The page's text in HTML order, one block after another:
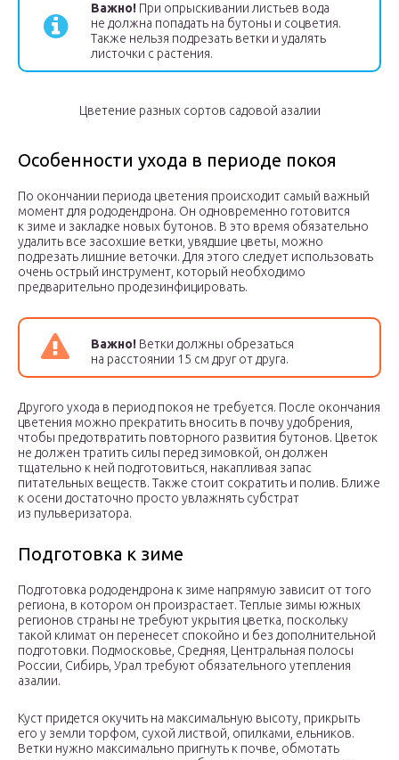
Важно! При опрыскивании листьев вода
не должна попадать на бутоны и соцветия.
Также нельзя подрезать ветки и удалять
листочки с растения.
Цветение разных сортов садовой азалии
Особенности ухода в периоде покоя
По окончании периода цветения происходит самый важный
момент для рододендрона. Он одновременно готовится
к зиме и закладке новых бутонов. В это время обязательно
удалить все засохшие ветки, увядшие цветы, можно
подрезать лишние веточки. Для этого следует использовать
очень острый инструмент, который необходимо
предварительно продезинфицировать.
Важно! Ветки должны обрезаться
на расстоянии 15 см друг от друга.
Другого ухода в период покоя не требуется. После окончания
цветения можно прекратить вносить в почву удобрения,
чтобы предотвратить повторного развития бутонов. Цветок
не должен тратить силы перед зимовкой, он должен
тщательно к ней подготовиться, накапливая запас
питательных веществ. Также стоит сократить и полив. Ближе
к осени достаточно просто увлажнять субстрат
из пульверизатора.
Подготовка к зиме
Подготовка рододендрона к зиме напрямую зависит от того
региона, в котором он произрастает. Теплые зимы южных
регионов страны не требуют укрытия цветка, поскольку
такой климат он перенесет спокойно и без дополнительной
подготовки. Подмосковье, Средняя, Центральная полосы
России, Сибирь, Урал требуют обязательного утепления
азалии.
Куст придется окучить на максимальную высоту, прикрыть
его у земли торфом, сухой листвой, опилками, ельников.
Ветки нужно максимально пригнуть к почве, обмотать